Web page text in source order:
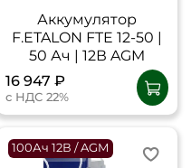
Аккумулятор
F.ETALON FTE 12-50 |
50 Ач | 12В AGM
16 947 ₽
с НДС 22%
100Ач 12В / AGM